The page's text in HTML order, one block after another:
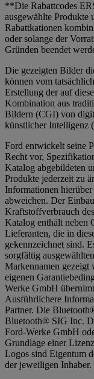
**Die Rabattcodes
ausgewählte Produkte
Rabattkationen
oder solange der
Gründen beendet
Die gezeigten Bilder
können vom
Erstellung der auf
Kombination aus
Bildern (CGI) von
künstlicher Intelligenz
Ford entwickelt seine
Recht vor,
Katalog abgebildeten
Produkte jederzeit zu
Informationen
abweichen. Der
Kraftstoffverbrauch
Katalog enthält neben
Lieferanten, die in
gekennzeichnet sind.
sorgfältig
Markennamen gezeigt
eigenen
Werke GmbH
Ausführlichere
Partner. Die
Bluetooth® SIG Inc.
Ford-Werke GmbH
Grundlage einer
Logos sind Eigentum
der jeweiligen Inhaber.